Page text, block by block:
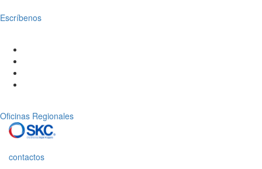
Escríbenos
Oficinas Regionales
contactos